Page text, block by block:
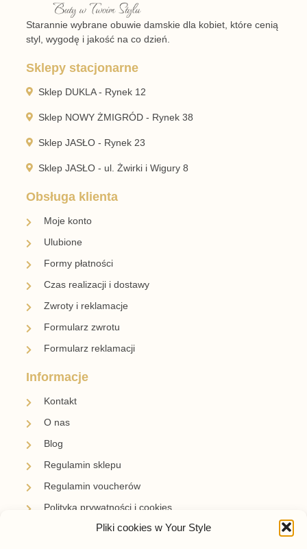
Pliki cookies w Your Style
Starannie wybrane obuwie damskie dla kobiet, które cenią
styl, wygodę i jakość na co dzień.
Sklepy stacjonarne
Sklep DUKLA - Rynek 12
Sklep NOWY ŻMIGRÓD - Rynek 38
Sklep JASŁO - Rynek 23
Sklep JASŁO - ul. Żwirki i Wigury 8
Obsługa klienta
Moje konto
Ulubione
Formy płatności
Czas realizacji i dostawy
Zwroty i reklamacje
Formularz zwrotu
Formularz reklamacji
Informacje
Kontakt
O nas
Blog
Regulamin sklepu
Regulamin voucherów
Polityka prywatności i cookies